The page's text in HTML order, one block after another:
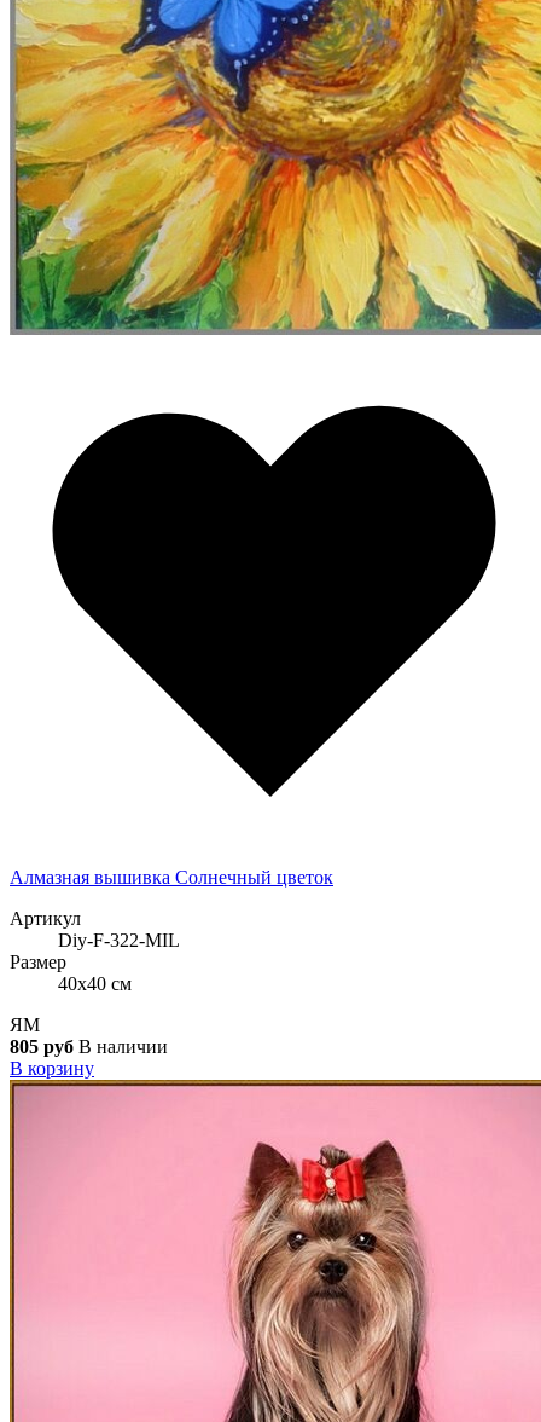
Алмазная вышивка Солнечный цветок
Артикул
Diy-F-322-MIL
Размер
40x40 см
ЯМ
805 руб В наличии
В корзину